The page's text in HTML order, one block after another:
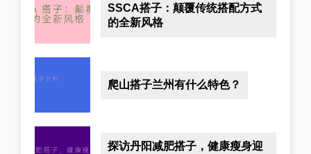
SSCA搭子：颠覆传统搭配方式
的全新风格
爬山搭子兰州有什么特色？
探访丹阳减肥搭子，健康瘦身迎